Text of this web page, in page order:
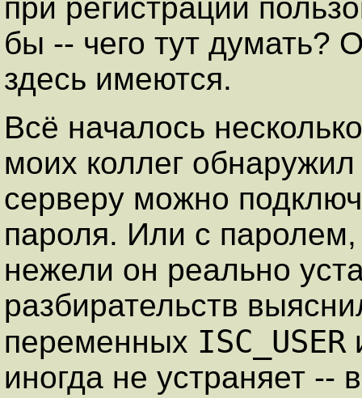
при регистрации
бы -- чего тут думать?
здесь имеются.
Всё началось
моих коллег
серверу можно
пароля. Или с
нежели он реально
разбирательств
переменных ISC_USER
иногда не устраняет